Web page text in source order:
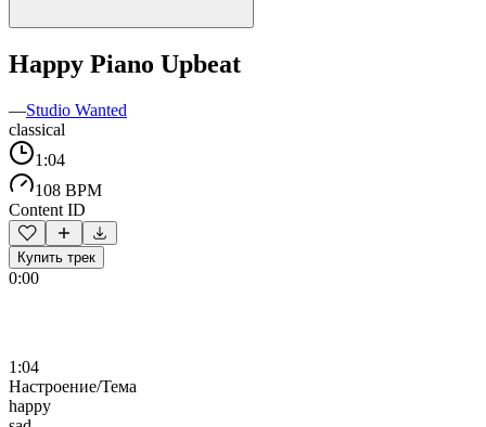
Happy Piano Upbeat
—Studio Wanted
classical
1:04
108 BPM
Content ID
Купить трек
0:00
1:04
Настроение/Тема
happy